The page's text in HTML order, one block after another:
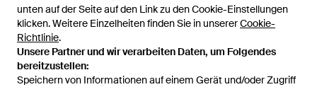
unten auf der Seite auf den Link zu den Cookie-Einstellungen
klicken. Weitere Einzelheiten finden Sie in unsererCookie-
Richtlinie.
Unsere Partner und wir verarbeiten Daten, um Folgendes
bereitzustellen:
Speichern von Informationen auf einem Gerät und/oder Zugriff
unten auf der Seite auf den Link zu den Cookie-Einstellungen
klicken. Weitere Einzelheiten finden Sie in unsererCookie-
Richtlinie.
Unsere Partner und wir verarbeiten Daten, um Folgendes
bereitzustellen:
Speichern von Informationen auf einem Gerät und/oder Zugriff